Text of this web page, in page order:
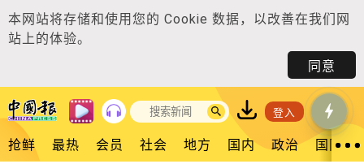
本网站将存储和使用您的 Cookie 数据，以改善在我们网
站上的体验。
同意
登入
抢鲜 最热 会员 社会 地方 国内 政治 国际